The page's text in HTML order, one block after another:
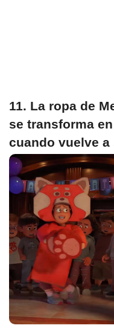
11. La ropa de
se transforma
cuando vuelve a